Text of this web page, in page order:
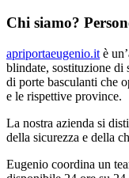
Chi siamo?
apriportaeugenio.it è
blindate, sostituzione di
di porte basculanti che
e le rispettive province.
La nostra azienda si
della sicurezza e della
Eugenio coordina un